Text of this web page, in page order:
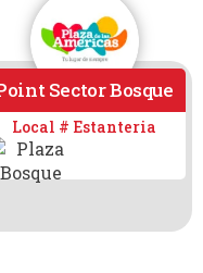
Sector Bosque
Local # Estanteria